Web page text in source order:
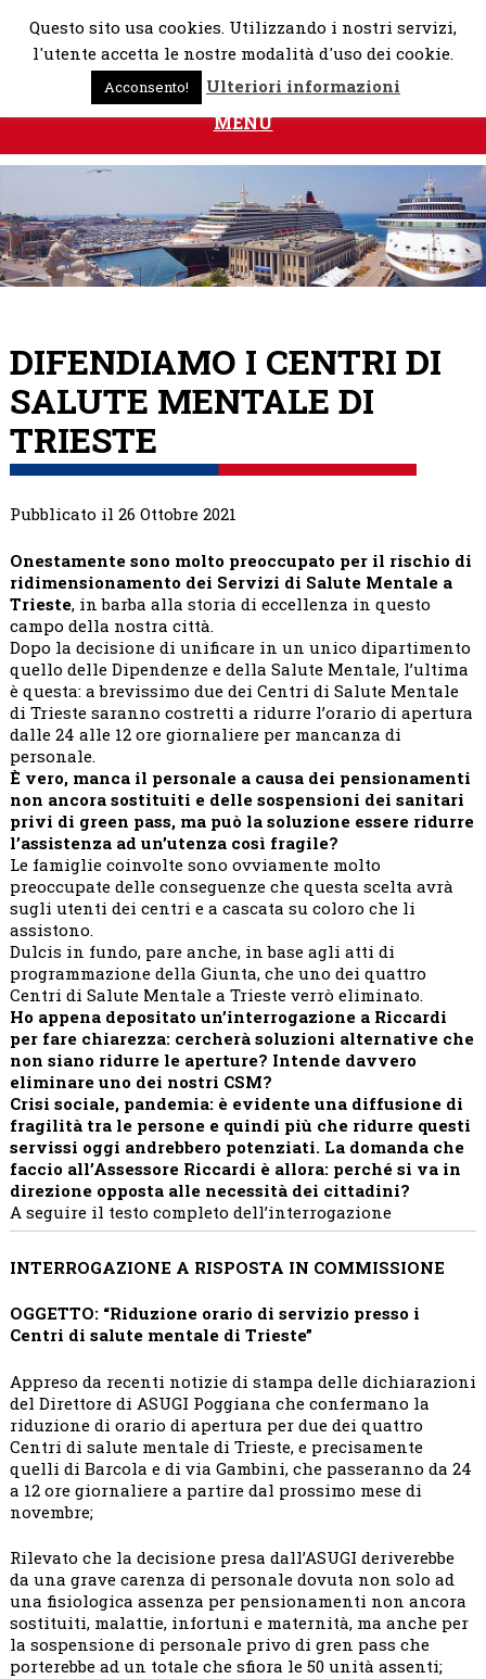
Skip
MENU
DIFENDIAMO I CENTRI DI
SALUTE MENTALE DI
TRIESTE
Pubblicato il 26 Ottobre 2021
Onestamente sono molto preoccupato per il rischio di
ridimensionamento dei Servizi di Salute Mentale a
Trieste, in barba alla storia di eccellenza in questo
campo della nostra città.
Dopo la decisione di unificare in un unico dipartimento
quello delle Dipendenze e della Salute Mentale, l’ultima
è questa: a brevissimo due dei Centri di Salute Mentale
di Trieste saranno costretti a ridurre l’orario di apertura
dalle 24 alle 12 ore giornaliere per mancanza di
personale.
È vero, manca il personale a causa dei pensionamenti
non ancora sostituiti e delle sospensioni dei sanitari
privi di green pass, ma può la soluzione essere ridurre
l’assistenza ad un’utenza così fragile?
Le famiglie coinvolte sono ovviamente molto
preoccupate delle conseguenze che questa scelta avrà
sugli utenti dei centri e a cascata su coloro che li
assistono.
Dulcis in fundo, pare anche, in base agli atti di
programmazione della Giunta, che uno dei quattro
Centri di Salute Mentale a Trieste verrò eliminato.
Ho appena depositato un’interrogazione a Riccardi
per fare chiarezza: cercherà soluzioni alternative che
non siano ridurre le aperture? Intende davvero
eliminare uno dei nostri CSM?
Crisi sociale, pandemia: è evidente una diffusione di
fragilità tra le persone e quindi più che ridurre questi
servissi oggi andrebbero potenziati. La domanda che
faccio all’Assessore Riccardi è allora: perché si va in
direzione opposta alle necessità dei cittadini?
A seguire il testo completo dell’interrogazione
INTERROGAZIONE A RISPOSTA IN COMMISSIONE
OGGETTO: “Riduzione orario di servizio presso i
Centri di salute mentale di Trieste”
Appreso da recenti notizie di stampa delle dichiarazioni
del Direttore di ASUGI Poggiana che confermano la
riduzione di orario di apertura per due dei quattro
Centri di salute mentale di Trieste, e precisamente
quelli di Barcola e di via Gambini, che passeranno da 24
a 12 ore giornaliere a partire dal prossimo mese di
novembre;
Rilevato che la decisione presa dall’ASUGI deriverebbe
da una grave carenza di personale dovuta non solo ad
una fisiologica assenza per pensionamenti non ancora
sostituiti, malattie, infortuni e maternità, ma anche per
la sospensione di personale privo di gren pass che
porterebbe ad un totale che sfiora le 50 unità assenti;
Questo sito usa cookies. Utilizzando i nostri servizi,
l'utente accetta le nostre modalità d'uso dei cookie.
Acconsento! Ulteriori informazioni